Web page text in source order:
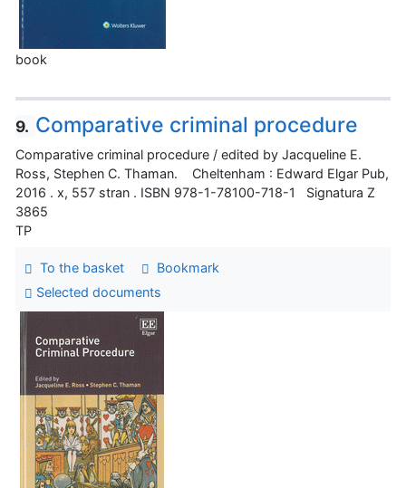
book
9. Comparative criminal procedure
Comparative criminal procedure / edited by Jacqueline E.
Ross, Stephen C. Thaman. Cheltenham : Edward Elgar Pub,
2016 . x, 557 stran . ISBN 978-1-78100-718-1 Signatura Z
3865
TP
To the basket
Bookmark
Selected documents